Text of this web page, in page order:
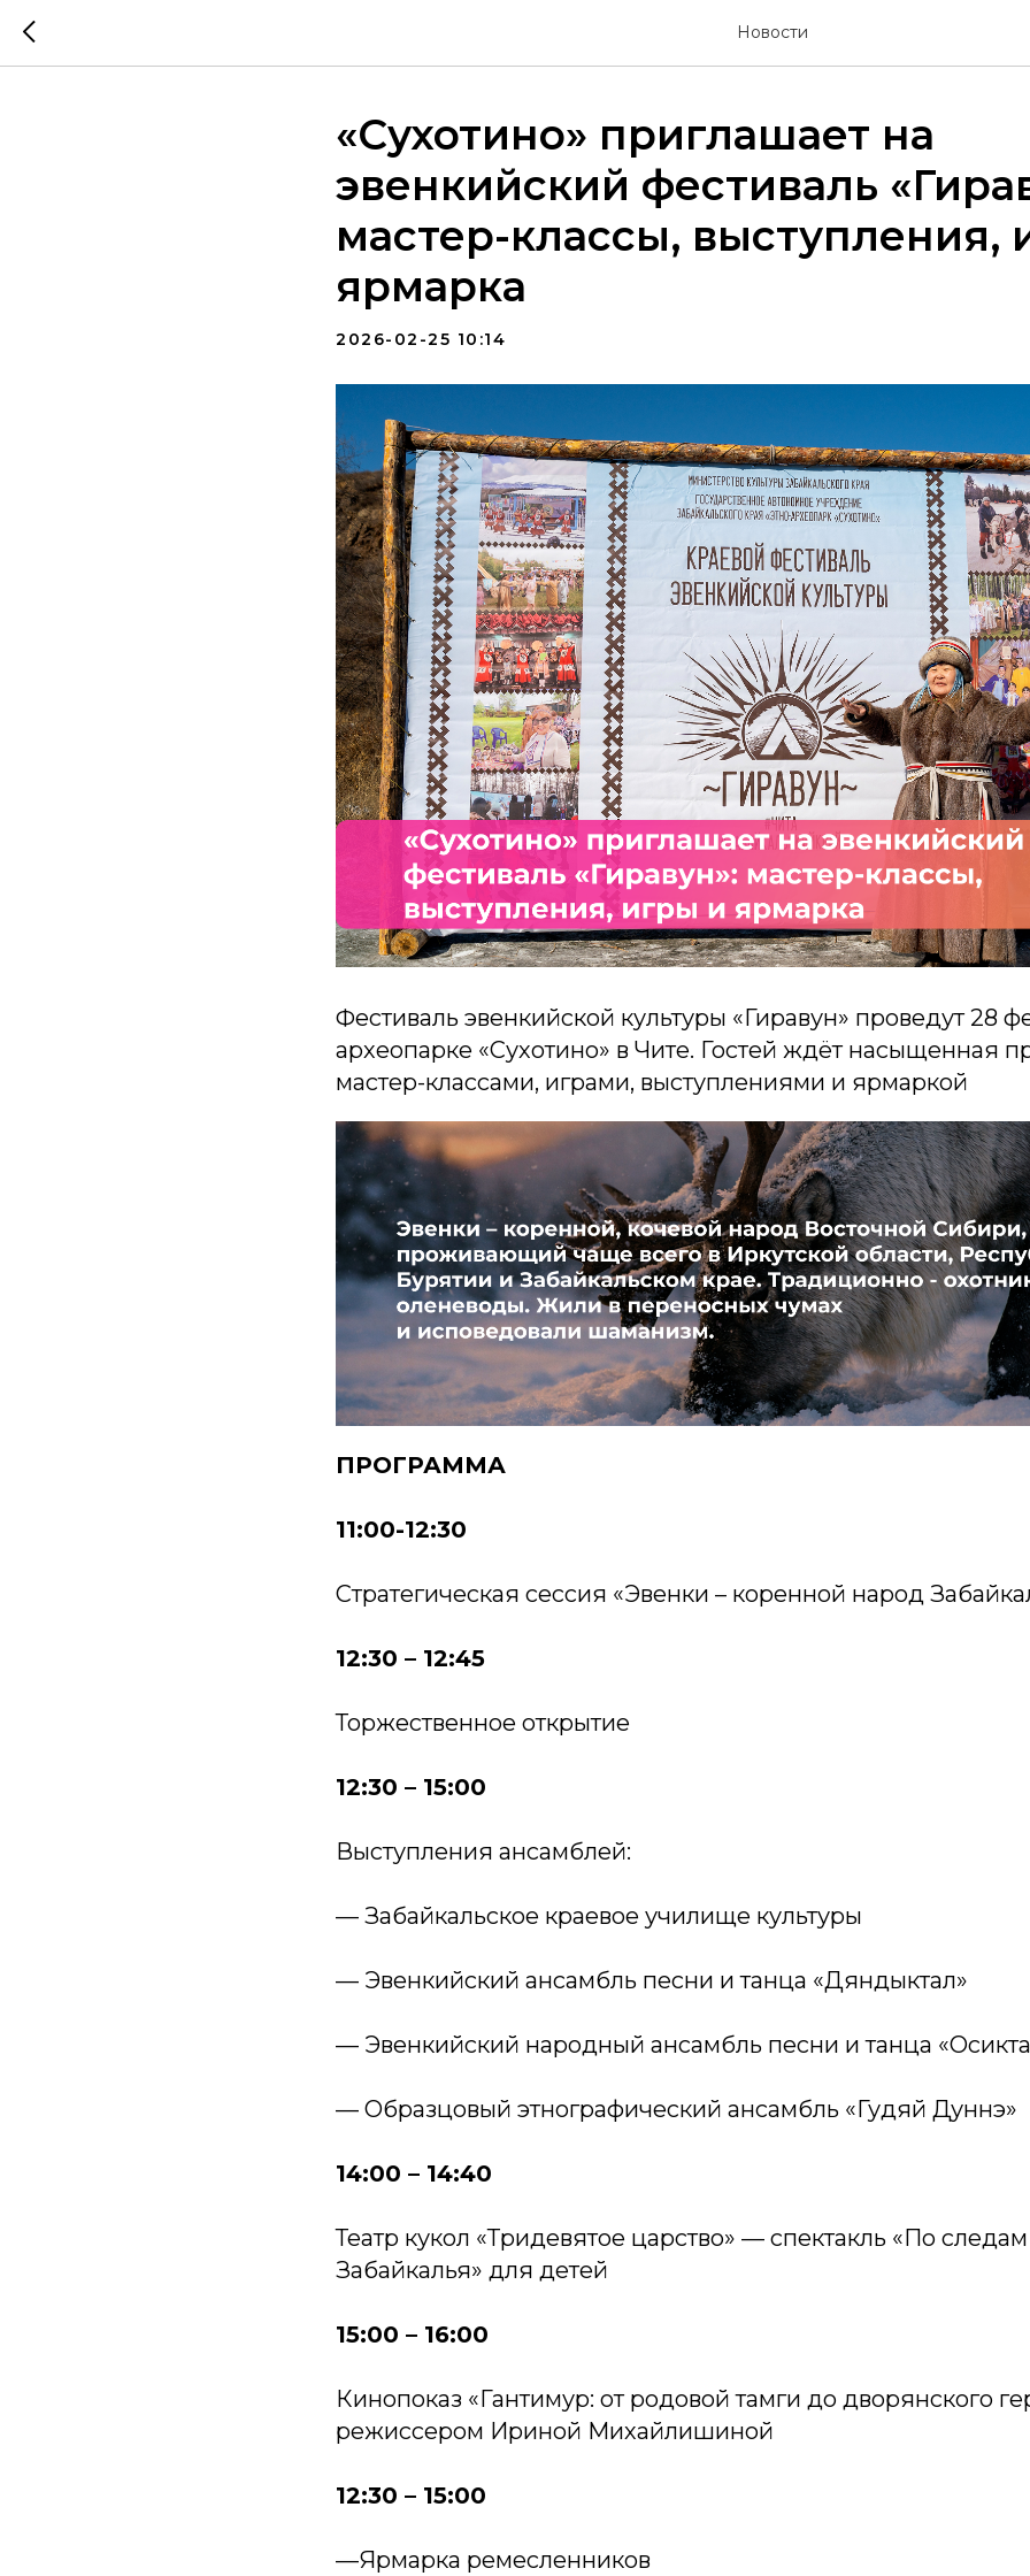
Новости
«Сухотино» приглашает на
эвенкийский фестиваль
мастер-классы, выступления,
ярмарка
2026-02-25 10:14
Фестиваль эвенкийской культуры «Гиравун» проведут 28
археопарке «Сухотино» в Чите. Гостей ждёт насыщенная
мастер-классами, играми, выступлениями и ярмаркой
ПРОГРАММА
11:00-12:30
Стратегическая сессия «Эвенки – коренной народ
12:30 – 12:45
Торжественное открытие
12:30 – 15:00
Выступления ансамблей:
— Забайкальское краевое училище культуры
— Эвенкийский ансамбль песни и танца «Дяндыктал»
— Эвенкийский народный ансамбль песни и танца
— Образцовый этнографический ансамбль «Гудяй Дуннэ»
14:00 – 14:40
Театр кукол «Тридевятое царство» — спектакль «По
Забайкалья» для детей
15:00 – 16:00
Кинопоказ «Гантимур: от родовой тамги до дворянского
режиссером Ириной Михайлишиной
12:30 – 15:00
—Ярмарка ремесленников